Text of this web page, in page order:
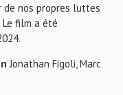
de nos propres luttes
film a été
Jonathan Figoli, Marc